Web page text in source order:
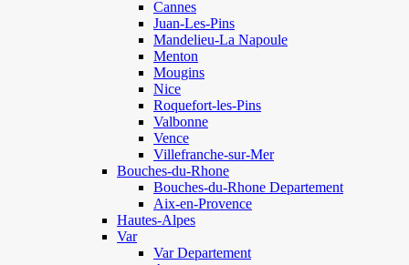
Cannes
Juan-Les-Pins
Mandelieu-La Napoule
Menton
Mougins
Nice
Roquefort-les-Pins
Valbonne
Vence
Villefranche-sur-Mer
Bouches-du-Rhone
Bouches-du-Rhone Departement
Aix-en-Provence
Hautes-Alpes
Var
Var Departement